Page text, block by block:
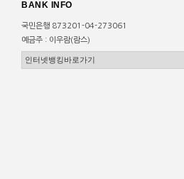
BANK INFO
국민은행 873201-04-273061
예금주 : 이우람(람스)